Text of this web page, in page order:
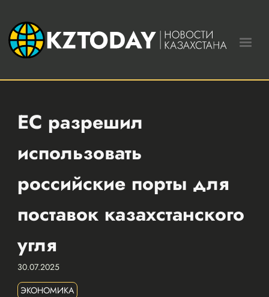
ЕС разрешил
использовать
российские порты для
поставок казахстанского
угля
30.07.2025
ЭКОНОМИКА